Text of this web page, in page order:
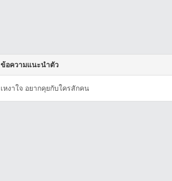
ข้อความแนะนำตัว
เหงาใจ​ อยากคุยกับใครสักคน